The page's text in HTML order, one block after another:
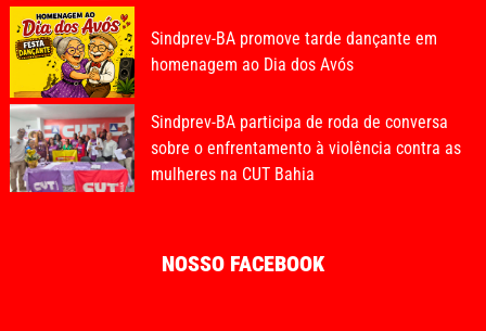
Sindprev-BA promove tarde dançante em
homenagem ao Dia dos Avós
Sindprev-BA participa de roda de conversa
sobre o enfrentamento à violência contra as
mulheres na CUT Bahia
NOSSO FACEBOOK